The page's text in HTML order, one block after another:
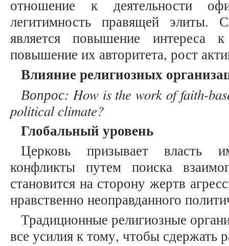
отношение к деятельности
легитимность правящей элиты.
является повышение интереса
повышение их авторитета, рост
Влияние религиозных
Вопрос: How is the work of faith-
political climate?
Глобальный уровень
Церковь призывает власть
конфликты путем поиска
становится на сторону жертв
нравственно неоправданного
Традиционные религиозные
все усилия к тому, чтобы сдержать